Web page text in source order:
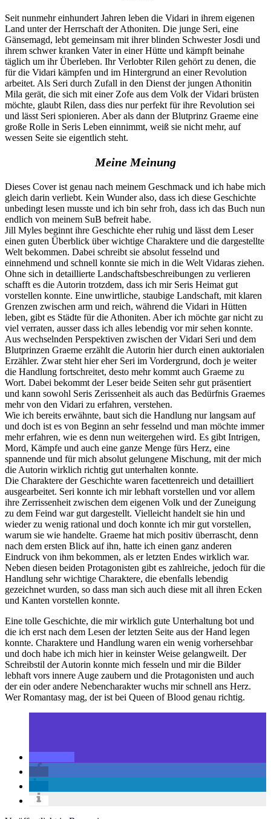
Seit nunmehr einhundert Jahren leben die Vidari in ihrem eigenen
Land unter der Herrschaft der Athoniten. Die junge Seri, eine
Gänsemagd, lebt gemeinsam mit ihrer blinden Schwester Josdi und
ihrem schwer kranken Vater in einer Hütte und kämpft beinahe
täglich um ihr Überleben. Ihr Verlobter Rilen gehört zu denen, die
für die Vidari kämpfen und im Hintergrund an einer Revolution
arbeitet. Als Seri durch Zufall in den Dienst der jungen Athonitin
Mila gerät, die sich mit einer Zofe aus dem Volk der Vidari brüsten
möchte, glaubt Rilen, dass dies nur perfekt für ihre Revolution sei
und lässt Seri spionieren. Aber als dann der Blutprinz Graeme eine
große Rolle in Seris Leben einnimmt, weiß sie nicht mehr, auf
wessen Seite sie eigentlich steht.
Meine Meinung
Dieses Cover ist genau nach meinem Geschmack und ich habe mich
gleich darin verliebt. Kein Wunder also, dass ich diese Geschichte
unbedingt lesen musste und ich bin sehr froh, dass ich das Buch nun
endlich von meinem SuB befreit habe.
Jill Myles beginnt ihre Geschichte eher ruhig und lässt dem Leser
einen guten Überblick über wichtige Charaktere und die dargestellte
Welt bekommen. Dabei schreibt sie absolut fesselnd und
einnehmend und schnell konnte sie mich in die Welt Vidaras ziehen.
Ohne sich in detaillierte Landschaftsbeschreibungen zu verlieren
schafft es die Autorin trotzdem, dass ich mir Seris Heimat gut
vorstellen konnte. Eine unwirtliche, staubige Landschaft, mit klaren
Grenzen zwischen arm und reich, während die Vidari in Hütten
leben, gibt es Städte für die Athoniten. Aber ich möchte gar nicht zu
viel verraten, ausser dass ich alles lebendig vor mir sehen konnte.
Aus wechselnden Perspektiven zwischen der Vidari Seri und dem
Blutprinzen Graeme erzählt die Autorin hier durch einen auktorialen
Erzähler. Zwar steht hier eher Seri im Vordergrund, doch je weiter
die Handlung fortschreitet, desto mehr kommt auch Graeme zu
Wort. Dabei bekommt der Leser beide Seiten sehr gut präsentiert
und kann sowohl Seris Zerissenheit als auch das Bedürfnis Graemes
mehr von den Vidari zu erfahren, verstehen.
Wie ich bereits erwähnte, baut sich die Handlung nur langsam auf
und doch ist es von Beginn an sehr fesselnd und man möchte immer
mehr erfahren, wie es denn nun weitergehen wird. Es gibt Intrigen,
Mord, Kämpfe und auch eine ganze Menge fürs Herz, eine
spannende und für mich absolut gelungene Mischung, mit der mich
die Autorin wirklich richtig gut unterhalten konnte.
Die Charaktere der Geschichte waren facettenreich und detailliert
ausgearbeitet. Seri konnte ich mir lebhaft vorstellen und vor allem
ihre Zerrissenheit zwischen dem eigenen Volk und der Zuneigung
zu dem Feind war gut dargestellt. Vielleicht handelt sie hin und
wieder zu wenig rational und doch konnte ich mir gut vorstellen,
warum sie wie handelte. Graeme hat mich positiv überrascht, denn
nach dem ersten Blick auf ihn, hatte ich einen ganz anderen
Eindruck von ihm bekommen, als er letzten Endes wirklich war.
Neben diesen beiden Protagonisten gibt es zahlreiche, jedoch für die
Handlung sehr wichtige Charaktere, die ebenfalls lebendig
gezeichnet wurden, so dass man sich auch diese mit all ihren Ecken
und Kanten vorstellen konnte.
Eine tolle Geschichte, die mir wirklich gute Unterhaltung bot und
die ich erst nach dem Lesen der letzten Seite aus der Hand legen
konnte. Charaktere und Handlung waren ein wenig vorhersehbar
und doch habe ich mich hier in keinster Weise gelangweilt. Der
Schreibstil der Autorin konnte mich fesseln und mir die Bilder
lebhaft vors innere Auge zaubern und die Protagonisten und auch
der ein oder andere Nebencharakter wuchs mir schnell ans Herz.
Wer Romantasy mag, der ist bei Queen of Blood genau richtig.